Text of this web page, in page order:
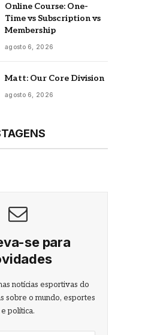
Online Course: One-
Time vs Subscription vs
Membership
agosto 6, 2026
Matt: Our Core Division
agosto 6, 2026
se para
notícias esportivas do
sobre o mundo, esportes
e política.